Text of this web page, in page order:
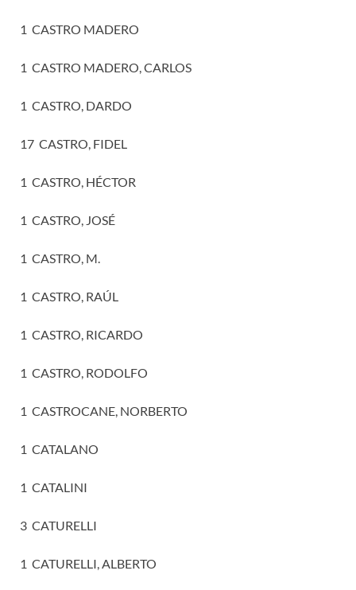
1 CASTRO MADERO
1 CASTRO MADERO, CARLOS
1 CASTRO, DARDO
17 CASTRO, FIDEL
1 CASTRO, HÉCTOR
1 CASTRO, JOSÉ
1 CASTRO, M.
1 CASTRO, RAÚL
1 CASTRO, RICARDO
1 CASTRO, RODOLFO
1 CASTROCANE, NORBERTO
1 CATALANO
1 CATALINI
3 CATURELLI
1 CATURELLI, ALBERTO